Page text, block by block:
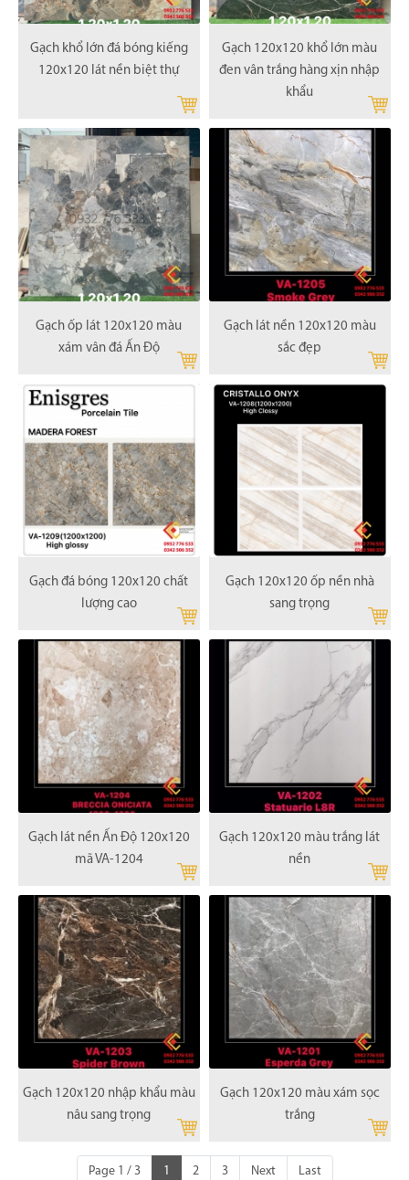
Gạch khổ lớn đá bóng kiếng
120x120 lát nền biệt thự
Gạch 120x120 khổ lớn màu
đen vân trắng hàng xịn nhập
khẩu
Gạch ốp lát 120x120 màu
xám vân đá Ấn Độ
Gạch lát nền 120x120 màu
sắc đẹp
Gạch đá bóng 120x120 chất
lượng cao
Gạch 120x120 ốp nền nhà
sang trọng
Gạch lát nền Ấn Độ 120x120
mã VA-1204
Gạch 120x120 màu trắng lát
nền
Gạch 120x120 nhập khẩu màu
nâu sang trọng
Gạch 120x120 màu xám sọc
trắng
Page 1 / 3 1 2 3 Next Last